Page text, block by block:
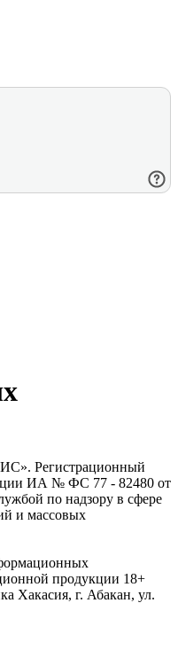
Регистрационный
ИА № ФС 77 - 82480 от
по надзору в сфере
и массовых
продукции 18+
Хакасия, г. Абакан, ул.